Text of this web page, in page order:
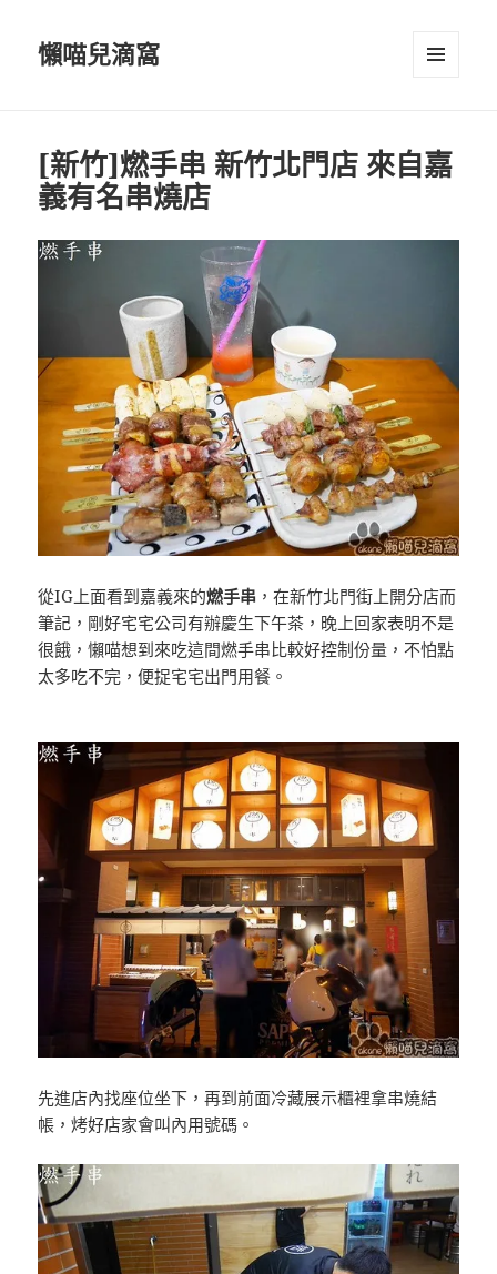
懶喵兒滴窩
[新竹]燃手串 新竹北門店 來自嘉
義有名串燒店
從IG上面看到嘉義來的燃手串 ，在新竹北門街上開分店而
筆記，剛好宅宅公司有辦慶生下午茶，晚上回家表明不是
很餓，懶喵想到來吃這間燃手串比較好控制份量，不怕點
太多吃不完，便捉宅宅出門用餐。
先進店內找座位坐下，再到前面冷藏展示櫃裡拿串燒結
帳，烤好店家會叫內用號碼。